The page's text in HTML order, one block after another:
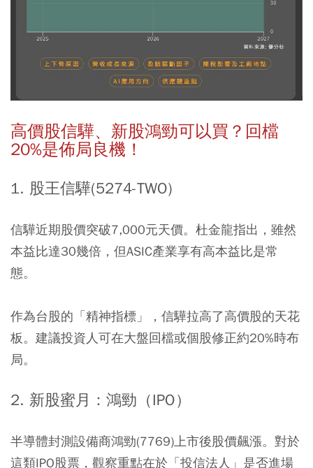
高價股信驊、新股鴻勁可以買？回檔
20%是佈局良機！
1. 股王信驊(5274-TWO)
信驊近期股價突破7,000元天價。杜金龍指出，雖然
本益比達30幾倍，但ASIC產業享有高本益比是常
態。
作為台股的「精神指標」，信驊拉高了高價股的天花
板。建議投資人可在大盤回檔或個股修正約20%時布
局。
2. 新股蜜月：鴻勁（IPO）
半導體封測設備商鴻勁(7769)上市後股價飆漲。對於
這類IPO股票， 觀察重點在於「投信法人」是否進場